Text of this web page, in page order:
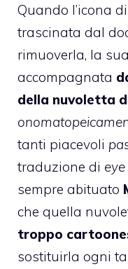
Quando l’icona
trascinata dal
rimuoverla, la
accompagnata
della nuvoletta
tanti piacevoli
traduzione di
sempre abituato
che quella
troppo
sostituirla ogni